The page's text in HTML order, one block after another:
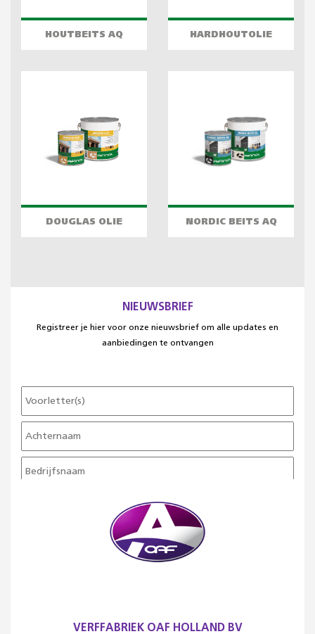
HOUTBEITS AQ HARDHOUTOLIE
DOUGLAS OLIE NORDIC BEITS AQ
NIEUWSBRIEF
Registreer je hier voor onze nieuwsbrief om alle updates en
aanbiedingen te ontvangen
VERFFABRIEK OAF HOLLAND BV